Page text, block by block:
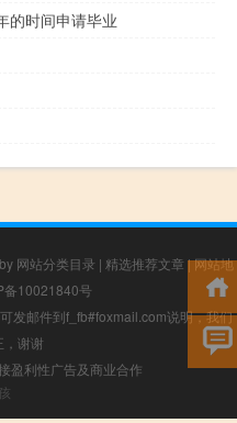
的时间申请毕业
网站分类目录 | 精选推荐文章 |网站地
备10021840号
发邮件到f_fb#foxmail.com说明，我们
，谢谢
盈利性广告及商业合作